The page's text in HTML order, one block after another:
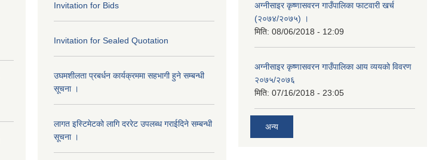
Invitation for Bids
Invitation for Sealed Quotation
उघमशीलता प्रबर्धन कार्यक्रममा सहभागी हुने सम्बन्धी
सूचना ।
लागत इस्टिमेटको लागि दररेट उपलब्ध गराईदिने सम्बन्धी
सूचना ।
अग्नीसाइर कृष्णासवरन गाउँपालिका फाटवारी खर्च
(२०७४/२०७५) ।
मिति: 08/06/2018 - 12:09
अग्नीसाइर कृष्णासवरन गाउँपालिका आय व्ययको विवरण
२०७५/२०७६
मिति: 07/16/2018 - 23:05
अन्य